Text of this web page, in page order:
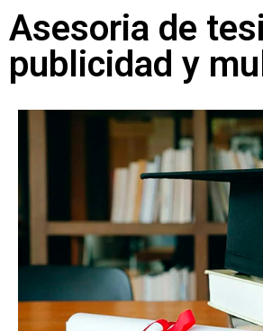
Asesoria de
publicidad y